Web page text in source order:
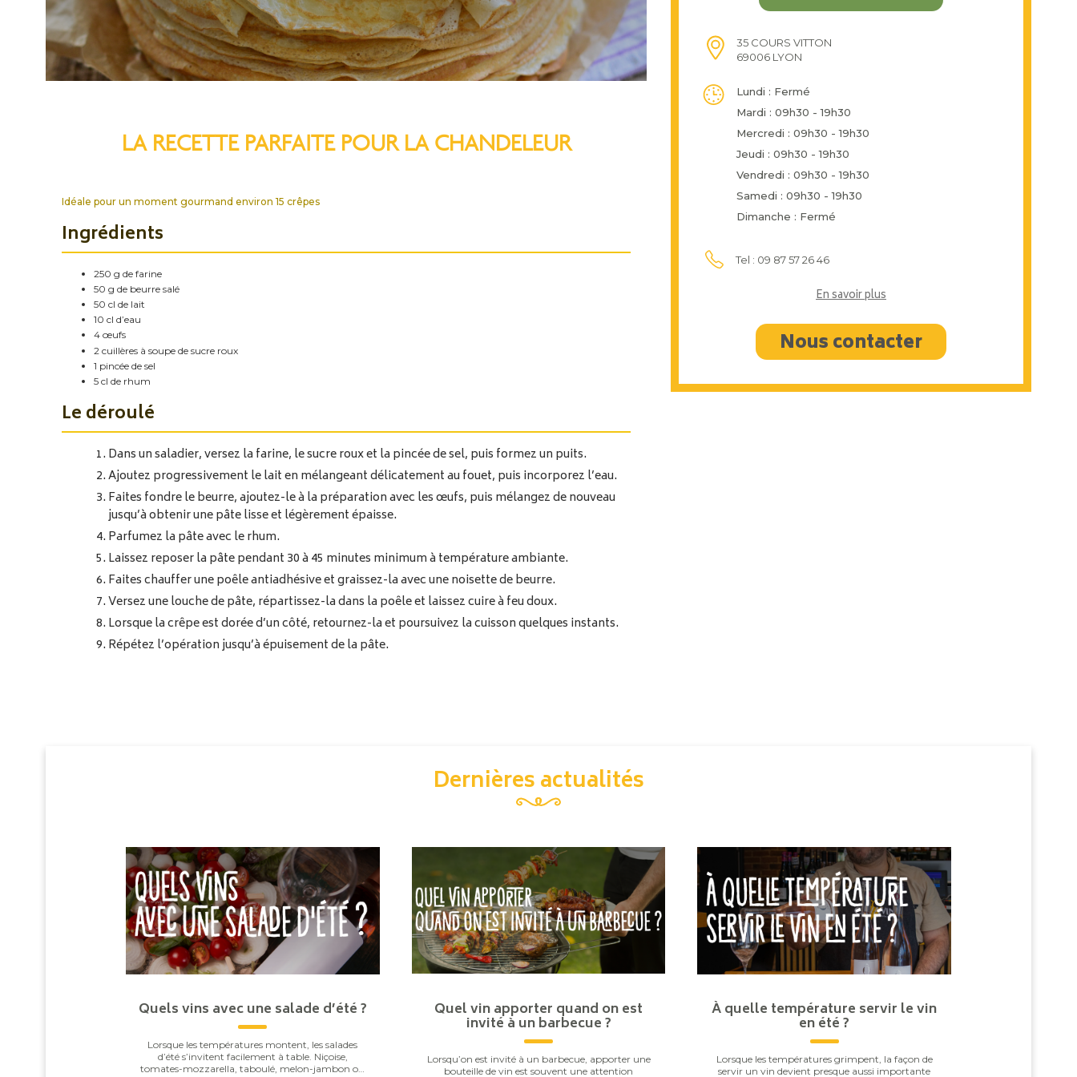
LA RECETTE PARFAITE POUR LA CHANDELEUR
Idéale pour un moment gourmand environ 15 crêpes
Ingrédients
250 g de farine
50 g de beurre salé
50 cl de lait
10 cl d’eau
4 œufs
2 cuillères à soupe de sucre roux
1 pincée de sel
5 cl de rhum
Le déroulé
Dans un saladier, versez la farine, le sucre roux et la pincée de sel, puis formez un puits.
Ajoutez progressivement le lait en mélangeant délicatement au fouet, puis incorporez l’eau.
Faites fondre le beurre, ajoutez-le à la préparation avec les œufs, puis mélangez de nouveau
jusqu’à obtenir une pâte lisse et légèrement épaisse.
Parfumez la pâte avec le rhum.
Laissez reposer la pâte pendant 30 à 45 minutes minimum à température ambiante.
Faites chauffer une poêle antiadhésive et graissez-la avec une noisette de beurre.
Versez une louche de pâte, répartissez-la dans la poêle et laissez cuire à feu doux.
Lorsque la crêpe est dorée d’un côté, retournez-la et poursuivez la cuisson quelques instants.
Répétez l’opération jusqu’à épuisement de la pâte.
35 COURS VITTON
69006 LYON
Lundi : Fermé
Mardi : 09h30 - 19h30
Mercredi : 09h30 - 19h30
Jeudi : 09h30 - 19h30
Vendredi : 09h30 - 19h30
Samedi : 09h30 - 19h30
Dimanche : Fermé
Tel : 09 87 57 26 46
En savoir plus
Nous contacter
Dernières actualités
Quels vins avec une salade d’été ?
Lorsque les températures montent, les salades
d’été s’invitent facilement à table. Niçoise,
tomates-mozzarella, taboulé, melon-jambon ou
Quel vin apporter quand on est
invité à un barbecue ?
Lorsqu’on est invité à un barbecue, apporter une
bouteille de vin est souvent une attention
À quelle température servir le vin
en été ?
Lorsque les températures grimpent, la façon de
servir un vin devient presque aussi importante